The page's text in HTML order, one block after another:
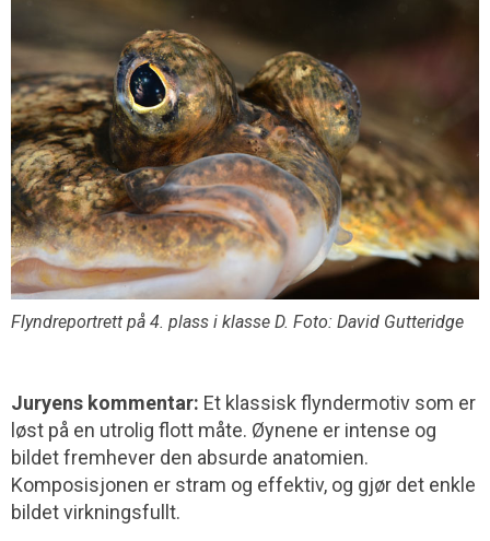
Flyndreportrett på 4. plass i klasse D. Foto: David Gutteridge
Juryens kommentar: Et klassisk flyndermotiv som er
løst på en utrolig flott måte. Øynene er intense og
bildet fremhever den absurde anatomien.
Komposisjonen er stram og effektiv, og gjør det enkle
bildet virkningsfullt.